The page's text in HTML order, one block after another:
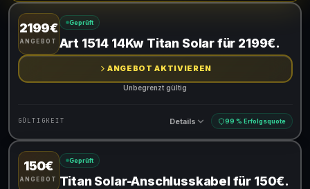
Gültig für teilnehmende Produkte
2199€
ANGEBOT
Geprüft
Art 1514 14Kw Titan Solar für 2199€.
ANGEBOT AKTIVIEREN
Unbegrenzt gültig
GÜLTIGKEIT Details 99 % Erfolgsquote
Gültig für teilnehmende Produkte
150€
ANGEBOT
Geprüft
Titan Solar-Anschlusskabel für 150€.